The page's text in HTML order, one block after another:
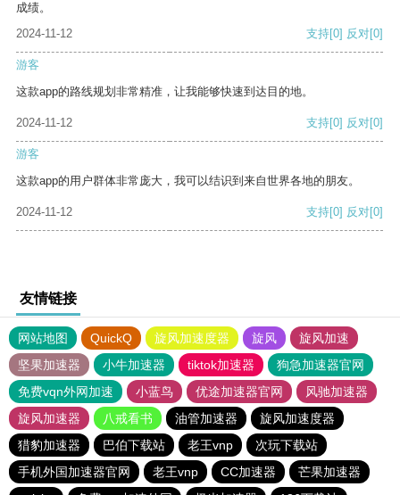
成绩。
2024-11-12
支持[0] 反对[0]
游客
这款app的路线规划非常精准，让我能够快速到达目的地。
2024-11-12 支持[0] 反对[0]
游客
这款app的用户群体非常庞大，我可以结识到来自世界各地的朋友。
2024-11-12 支持[0] 反对[0]
友情链接
网站地图 QuickQ 旋风加速度器 旋风
旋风加速
坚果加速器
小牛加速器 tiktok加速器
狗急加速器官网
免费vqn外网加速
小蓝鸟 优途加速器官网
风驰加速器
旋风加速器
八戒看书 油管加速器
旋风加速度器
猎豹加速器
巴伯下载站 老王vnp
次玩下载站
手机外国加速器官网
老王vnp CC加速器
芒果加速器